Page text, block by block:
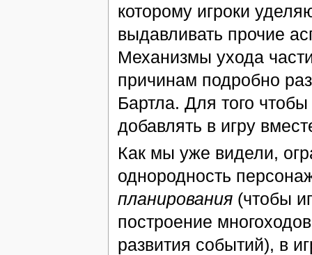
которому игроки
выдавливать прочие
Механизмы ухода
причинам подробно
Бартла. Для того
добавлять в игру
Как мы уже видели,
однородность
планирования(чтобы
построение
развития событий), в